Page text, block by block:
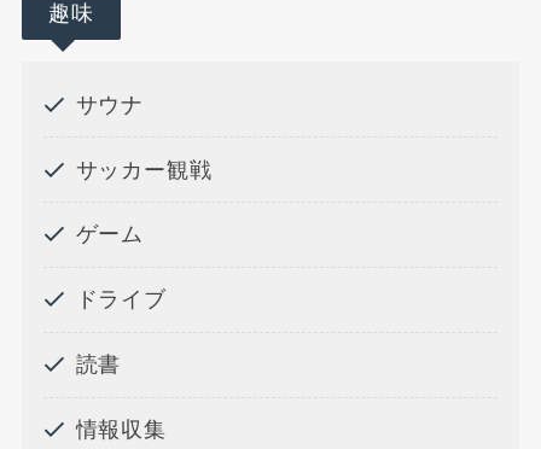
趣味
サウナ
サッカー観戦
ゲーム
ドライブ
読書
情報収集